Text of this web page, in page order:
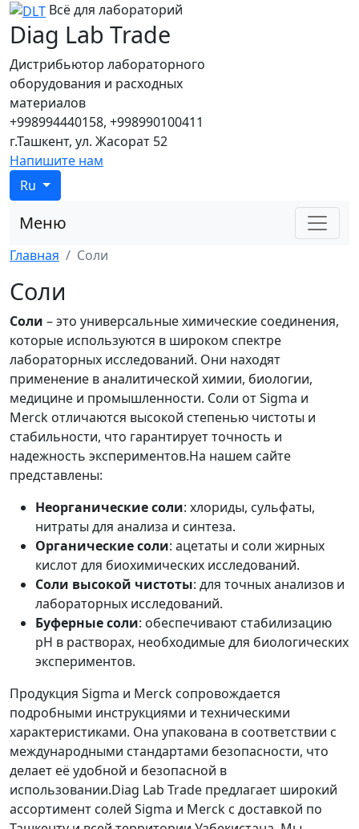
Всё для лабораторий
Diag Lab Trade
Дистрибьютор лабораторного
оборудования и расходных
материалов
+998994440158, +998990100411
г.Ташкент, ул. Жасорат 52
Напишите нам
Ru
Меню
Главная Соли
Соли
Соли – это универсальные химические соединения,
которые используются в широком спектре
лабораторных исследований. Они находят
применение в аналитической химии, биологии,
медицине и промышленности. Соли от Sigma и
Merck отличаются высокой степенью чистоты и
стабильности, что гарантирует точность и
надежность экспериментов.На нашем сайте
представлены:
Неорганические соли: хлориды, сульфаты,
нитраты для анализа и синтеза.
Органические соли: ацетаты и соли жирных
кислот для биохимических исследований.
Соли высокой чистоты: для точных анализов и
лабораторных исследований.
Буферные соли: обеспечивают стабилизацию
pH в растворах, необходимые для биологических
экспериментов.
Продукция Sigma и Merck сопровождается
подробными инструкциями и техническими
характеристиками. Она упакована в соответствии с
международными стандартами безопасности, что
делает её удобной и безопасной в
использовании.Diag Lab Trade предлагает широкий
ассортимент солей Sigma и Merck с доставкой по